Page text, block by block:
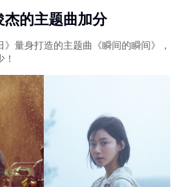
的主题曲加分
量身打造的主题曲《瞬间的瞬间》，